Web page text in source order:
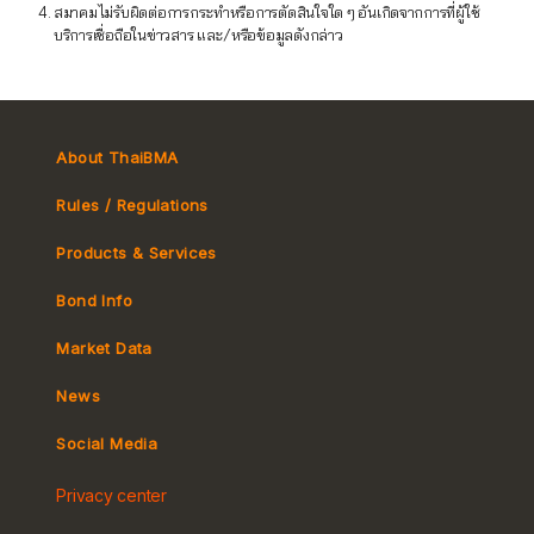
สมาคมไม่รับผิดต่อการกระทำหรือการตัดสินใจใด ๆ อันเกิดจากการที่ผู้ใช้
บริการเชื่อถือในข่าวสาร และ/หรือข้อมูลดังกล่าว
About ThaiBMA
Rules / Regulations
Tax
Products & Services
MeBond
e-bookbuilding
Bond Info
Market Data
Yield Curve
News
Social Media
Privacy center